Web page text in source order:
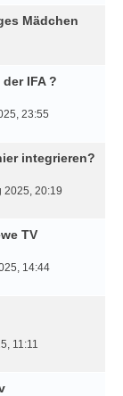
Mädchen
IFA ?
23:55
integrieren?
2025, 20:19
TV
14:44
11:11